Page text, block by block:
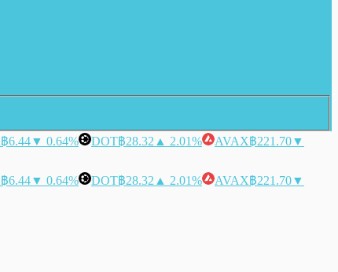
฿6.44▼ 0.64% DOT฿28.32 ▲ 2.01% AVAX฿221.70▼
฿6.44▼ 0.64% DOT฿28.32 ▲ 2.01% AVAX฿221.70▼